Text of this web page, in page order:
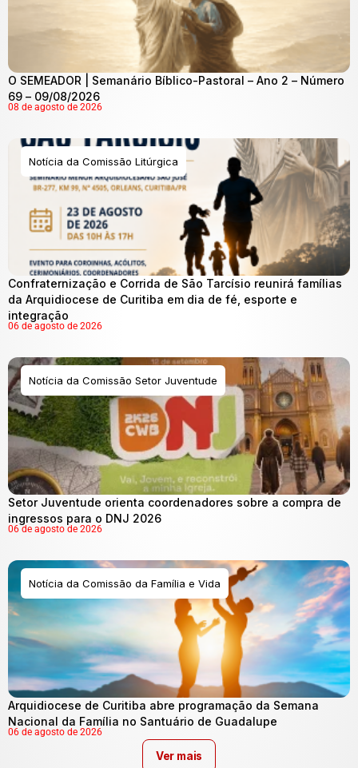
O SEMEADOR | Semanário Bíblico-Pastoral – Ano 2 – Número
69 – 09/08/2026
08 de agosto de 2026
Notícia da Comissão Litúrgica
Confraternização e Corrida de São Tarcísio reunirá famílias
da Arquidiocese de Curitiba em dia de fé, esporte e
integração
06 de agosto de 2026
Notícia da Comissão Setor Juventude
Setor Juventude orienta coordenadores sobre a compra de
ingressos para o DNJ 2026
06 de agosto de 2026
Notícia da Comissão da Família e Vida
Arquidiocese de Curitiba abre programação da Semana
Nacional da Família no Santuário de Guadalupe
06 de agosto de 2026
Ver mais